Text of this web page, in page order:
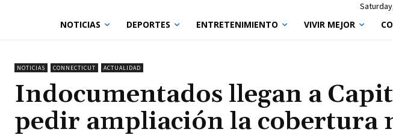
NOTICIAS DEPORTES ENTRETENIMIENTO VIVIR MEJOR
NOTICIAS CONNECTICUT ACTUALIDAD
Indocumentados llegan a
pedir ampliación la cobertura